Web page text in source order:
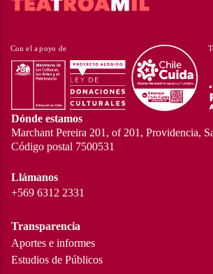
Dónde estamos
Marchant Pereira 201, of 201, Providencia,
Código postal 7500531
Llámanos
+569 6312 2331
Transparencia
Aportes e informes
Estudios de Públicos